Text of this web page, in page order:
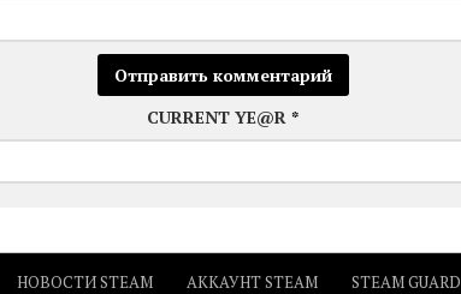
CURRENT YE@R *
НОВОСТИ STEAM АККАУНТ STEAM STEAM GUARD